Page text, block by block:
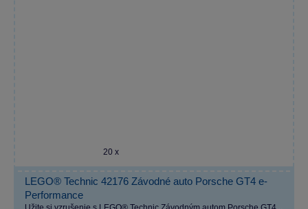
20 x
LEGO® Technic 42176 Závodné auto Porsche GT4 e-
Performance